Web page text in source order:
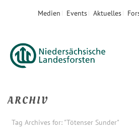
Medien Events Aktuelles
ARCHIV
Tag Archives for: "Tötenser Sunder"